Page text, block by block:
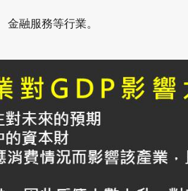
融服務等行業。